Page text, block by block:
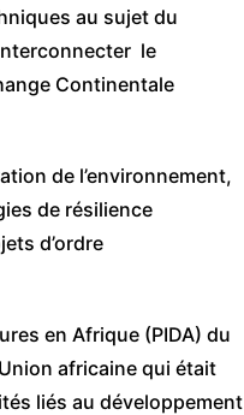
au sujet du
le
Continentale
de l’environnement,
de résilience
d’ordre
en Afrique (PIDA) du
africaine qui était
liés au développement